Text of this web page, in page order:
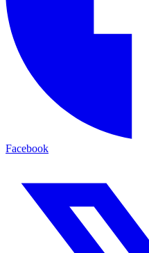
Facebook